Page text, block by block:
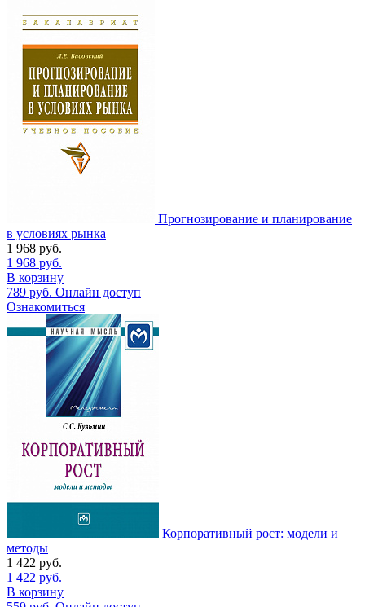
Прогнозирование и планирование
в условиях рынка
1 968 руб.
1 968 руб.
В корзину
789 руб. Онлайн доступ
Ознакомиться
Корпоративный рост: модели и
методы
1 422 руб.
1 422 руб.
В корзину